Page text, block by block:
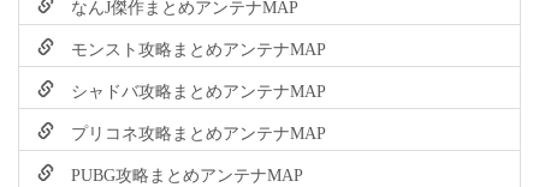
なんJ傑作まとめアンテナMAP
モンスト攻略まとめアンテナMAP
シャドバ攻略まとめアンテナMAP
プリコネ攻略まとめアンテナMAP
PUBG攻略まとめアンテナMAP